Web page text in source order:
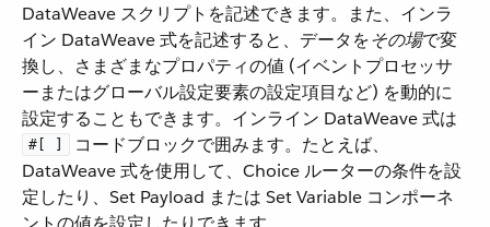
DataWeave スクリプトを記述できます。また、インラ
イン DataWeave 式を記述すると、データを​その場​で変
換し、さまざまなプロパティの値 (イベントプロセッサ
ーまたはグローバル設定要素の設定項目など) を動的に
設定することもできます。インライン DataWeave 式は ​
#[ ]
​ コードブロックで囲みます。たとえば、
DataWeave 式を使用して、Choice ルーターの条件を設
定したり、Set Payload または Set Variable コンポーネ